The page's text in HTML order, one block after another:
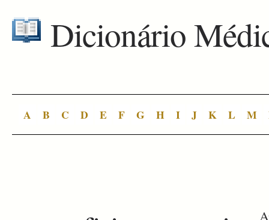
Dicionário
A B C D E F G H I J K L M